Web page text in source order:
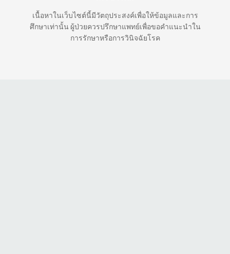
เนื้อหาในเว็บไซต์นี้มีวัตถุประสงค์เพื่อให้ข้อมูลและการ
ศึกษาเท่านั้น ผู้ป่วยควรปรึกษาแพทย์เพื่อขอคำแนะนำใน
การรักษาหรือการวินิจฉัยโรค